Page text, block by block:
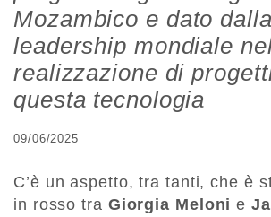
Mozambico e dato
leadership mondiale
realizzazione di
questa tecnologia
09/06/2025
C’è un aspetto, tra tanti, che è
in rosso tra Giorgia Melonie